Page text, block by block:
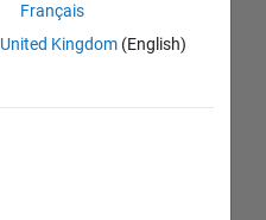
Français
United Kingdom(English)